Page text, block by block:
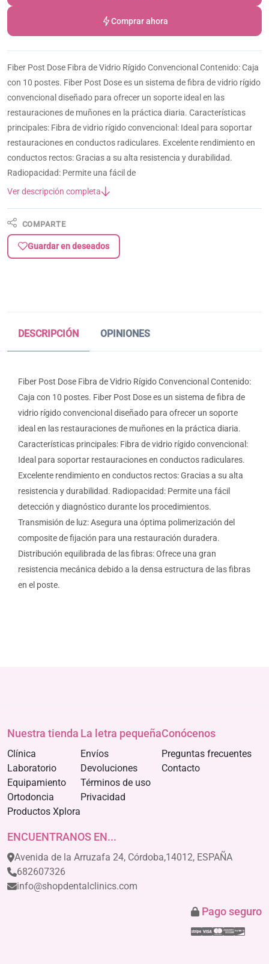
Comprar ahora
Fiber Post Dose Fibra de Vidrio Rígido Convencional Contenido: Caja
con 10 postes. Fiber Post Dose es un sistema de fibra de vidrio rígido
convencional diseñado para ofrecer un soporte ideal en las
restauraciones de muñones en la práctica diaria. Características
principales: Fibra de vidrio rígido convencional: Ideal para soportar
restauraciones en conductos radiculares. Excelente rendimiento en
conductos rectos: Gracias a su alta resistencia y durabilidad.
Radiopacidad: Permite una fácil de
Ver descripción completa
COMPARTE
Guardar en deseados
DESCRIPCIÓN OPINIONES
Fiber Post Dose Fibra de Vidrio Rígido Convencional Contenido:
Caja con 10 postes. Fiber Post Dose es un sistema de fibra de
vidrio rígido convencional diseñado para ofrecer un soporte
ideal en las restauraciones de muñones en la práctica diaria.
Características principales: Fibra de vidrio rígido convencional:
Ideal para soportar restauraciones en conductos radiculares.
Excelente rendimiento en conductos rectos: Gracias a su alta
resistencia y durabilidad. Radiopacidad: Permite una fácil
detección y diagnóstico durante los procedimientos.
Transmisión de luz: Asegura una óptima polimerización del
composite de fijación para una restauración duradera.
Distribución equilibrada de las fibras: Ofrece una gran
resistencia mecánica debido a la densa estructura de las fibras
en el poste.
Nuestra tienda
Clínica
Laboratorio
Equipamiento
Ortodoncia
Productos Xplora
La letra pequeña
Envíos
Devoluciones
Términos de uso
Privacidad
Conócenos
Preguntas frecuentes
Contacto
ENCUENTRANOS EN...
Avenida de la Arruzafa 24, Córdoba,14012, ESPAÑA
682607326
info@shopdentalclinics.com
Pago seguro
Stripe
Visa